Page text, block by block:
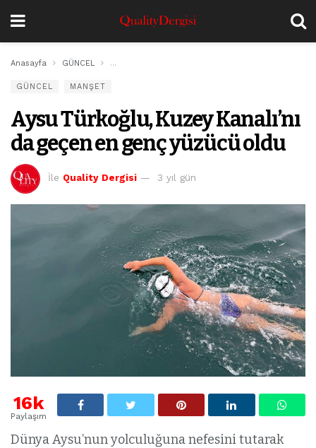
Anasayfa GÜNCEL Aysu Türkoğlu, Kuzey Kanalı’nı da geçen en genç
GÜNCEL MANŞET
Aysu Türkoğlu, Kuzey Kanalı’nı
da geçen en genç yüzücü oldu
İle Quality Dergisi 3 yıl gün
16k
Paylaşım
Dünya Aysu’nun yolculuğuna nefesini tutarak